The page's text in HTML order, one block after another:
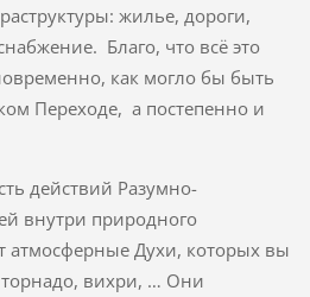
жилье, дороги,
Благо, что всё это
как могло бы быть
Переходе, а постепенно и
действий Разумно-
внутри природного
атмосферные Духи, которых вы
вихри, … Они